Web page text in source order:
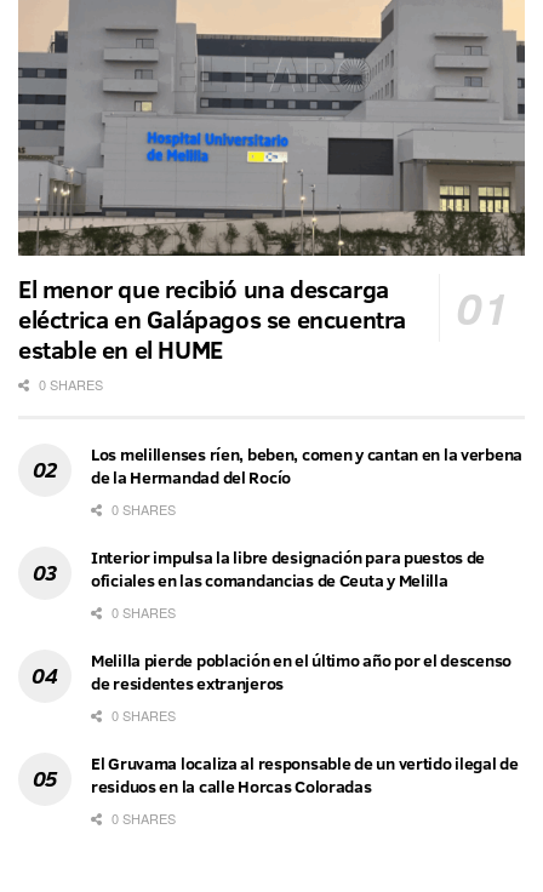
El menor que recibió una descarga
eléctrica en Galápagos se encuentra
estable en el HUME
0 SHARES
Los melillenses ríen, beben, comen y cantan en la verbena
de la Hermandad del Rocío
0 SHARES
Interior impulsa la libre designación para puestos de
oficiales en las comandancias de Ceuta y Melilla
0 SHARES
Melilla pierde población en el último año por el descenso
de residentes extranjeros
0 SHARES
El Gruvama localiza al responsable de un vertido ilegal de
residuos en la calle Horcas Coloradas
0 SHARES